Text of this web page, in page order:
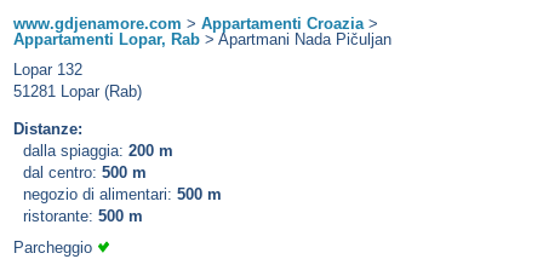
www.gdjenamore.com > Appartamenti Croazia>
Appartamenti Lopar, Rab > Apartmani Nada Pičuljan
Lopar 132
51281 Lopar (Rab)
Distanze:
dalla spiaggia: 200 m
dal centro: 500 m
negozio di alimentari: 500 m
ristorante: 500 m
Parcheggio